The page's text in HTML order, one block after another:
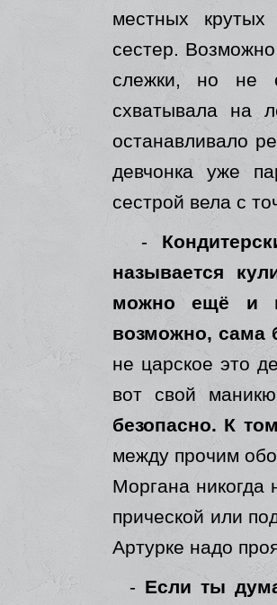
местных
сестер.
слежки, но не
схватывала на
останавливало
девчонка уже
сестрой вела с
-
называется
можно ещё и
возможно, сама
не царское это
вот свой
безопасно. К
между прочим
Моргана никогда
прической или
Артурке надо
- Если ты